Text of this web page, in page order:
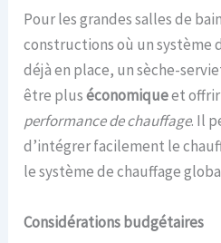
Pour les grandes salles de
constructions où un système
déjà en place, un sèche-
être pluséconomiqueet
performance de chauffage. Il
d’intégrer facilement le
le système de chauffage
Considérations budgétaires